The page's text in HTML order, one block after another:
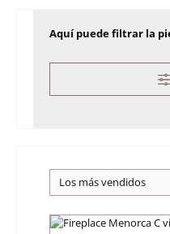
Aquí puede filtrar la